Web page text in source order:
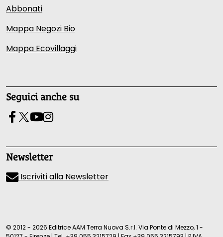
Abbonati
Mappa Negozi Bio
Mappa Ecovillaggi
Seguici anche su
Newsletter
Iscriviti alla Newsletter
© 2012 - 2026 Editrice AAM Terra Nuova S.r.l. Via Ponte di Mezzo, 1 -